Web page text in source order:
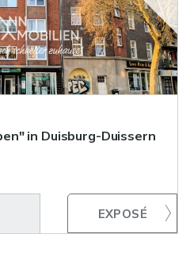
in Duisburg-Duissern